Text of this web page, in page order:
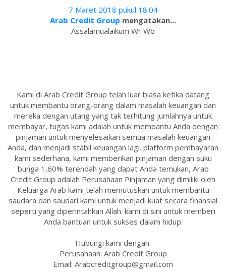
7 Maret 2018 pukul 18.04
Arab Credit Group mengatakan...
Assalamualaikum Wr Wb
Kami di Arab Credit Group telah luar biasa ketika datang
untuk membantu orang-orang dalam masalah keuangan dan
mereka dengan utang yang tak terhitung jumlahnya untuk
membayar, tugas kami adalah untuk membantu Anda dengan
pinjaman untuk menyelesaikan semua masalah keuangan
Anda, dan menjadi stabil keuangan lagi. platform pembayaran
kami sederhana, kami memberikan pinjaman dengan suku
bunga 1,60% terendah yang dapat Anda temukan, Arab
Credit Group adalah Perusahaan Pinjaman yang dimiliki oleh
Keluarga Arab kami telah memutuskan untuk membantu
saudara dan saudari kami untuk menjadi kuat secara finansial
seperti yang diperintahkan Allah. kami di sini untuk memberi
Anda bantuan untuk sukses dalam hidup.
Hubungi kami dengan.
Perusahaan: Arab Credit Group
Email: Arabcreditgroup@gmail.com